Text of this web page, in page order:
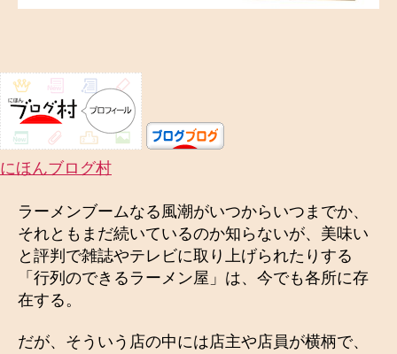
ま
す
か
？
にほんブログ村
ラーメンブームなる風潮がいつからいつまでか、
それともまだ続いているのか知らないが、美味い
と評判で雑誌やテレビに取り上げられたりする
「行列のできるラーメン屋」は、今でも各所に存
在する。
だが、そういう店の中には店主や店員が横柄で、